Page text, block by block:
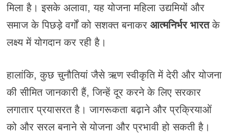
मिला है। इसके अलावा, यह योजना महिला उद्यमियों और
समाज के पिछड़े वर्गों को सशक्त बनाकर आत्मनिर्भर भारतके
लक्ष्य में योगदान कर रही है।
हालांकि, कुछ चुनौतियां जैसे ऋण स्वीकृति में देरी और योजना
की सीमित जानकारी हैं, जिन्हें दूर करने के लिए सरकार
लगातार प्रयासरत है। जागरूकता बढ़ाने और प्रक्रियाओं
को और सरल बनाने से योजना और प्रभावी हो सकती है।